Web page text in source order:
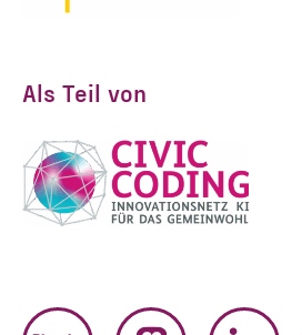
Als Teil von
BLUESKYMASTODON